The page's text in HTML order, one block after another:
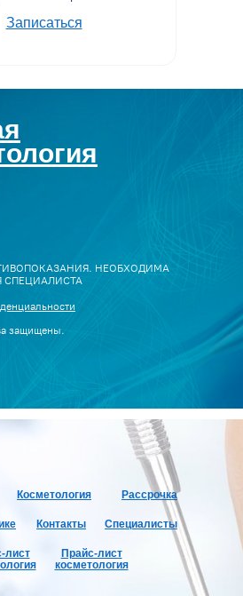
Записаться
защищены.
НЕОБХОДИМА
СПЕЦИАЛИСТА
Косметология Рассрочка
Специалисты
Контакты
лист
Прайс-лист
косметология